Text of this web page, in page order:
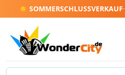
☀️ SOMMERSCHLUSSVERKAUF·